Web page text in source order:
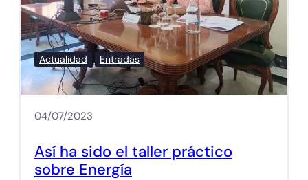
Actualidad Entradas
04/07/2023
Así ha sido el taller práctico
sobre Energía